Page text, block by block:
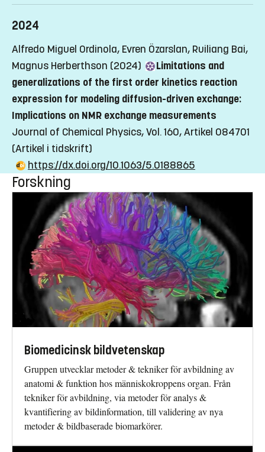
2024
Alfredo Miguel Ordinola, Evren Özarslan, Ruiliang Bai,
Magnus Herberthson (2024)
Limitations and
generalizations of the first order kinetics reaction
expression for modeling diffusion-driven exchange:
Implications on NMR exchange measurements
Journal of Chemical Physics, Vol. 160, Artikel 084701
(Artikel i tidskrift)
https://dx.doi.org/10.1063/5.0188865
Forskning
Biomedicinsk bildvetenskap
Gruppen utvecklar metoder & tekniker för avbildning av
anatomi & funktion hos människokroppens organ. Från
tekniker för avbildning, via metoder för analys &
kvantifiering av bildinformation, till validering av nya
metoder & bildbaserade biomarkörer.